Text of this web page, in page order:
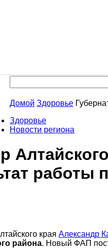
Домой Здоровье
Здоровье
Новости региона
работы
края Александр
района. Новый ФАП